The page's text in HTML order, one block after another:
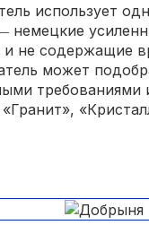
использует
немецкие
не содержащие
может
требованиями